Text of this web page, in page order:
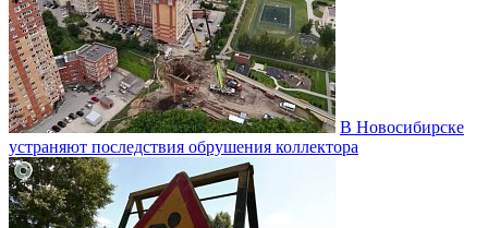
В Новосибирске
устраняют последствия обрушения коллектора